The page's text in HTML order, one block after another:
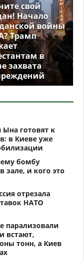
свой
Начало
войны
Трамп
в
захвата
готовят к
в Киеве уже
бомбу
зале, и кого это
отрезала
НАТО
парализовали
встают,
тонн, а Киев